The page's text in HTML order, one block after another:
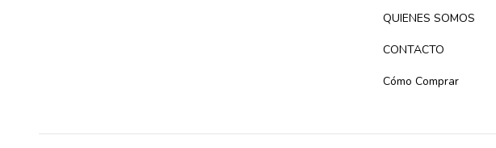
QUIENES SOMOS
CONTACTO
Cómo Comprar